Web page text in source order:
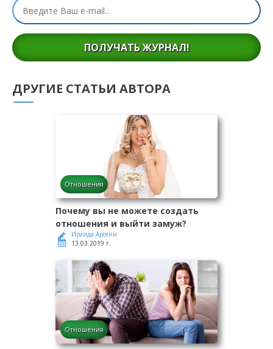
ПОЛУЧАТЬ ЖУРНАЛ!
ДРУГИЕ СТАТЬИ АВТОРА
Отношения
Почему вы не можете создать
отношения и выйти замуж?
Ираида Арсени
13.03.2019 г.
Отношения